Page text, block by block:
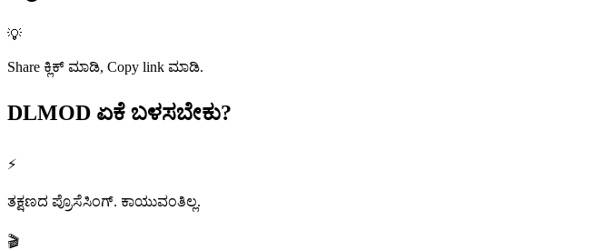
💡
Share ಕ್ಲಿಕ್ ಮಾಡಿ, Copy link ಮಾಡಿ.
DLMOD ಏಕೆ ಬಳಸಬೇಕು?
⚡
ತಕ್ಷಣದ ಪ್ರೊಸೆಸಿಂಗ್. ಕಾಯುವಂತಿಲ್ಲ.
🎬